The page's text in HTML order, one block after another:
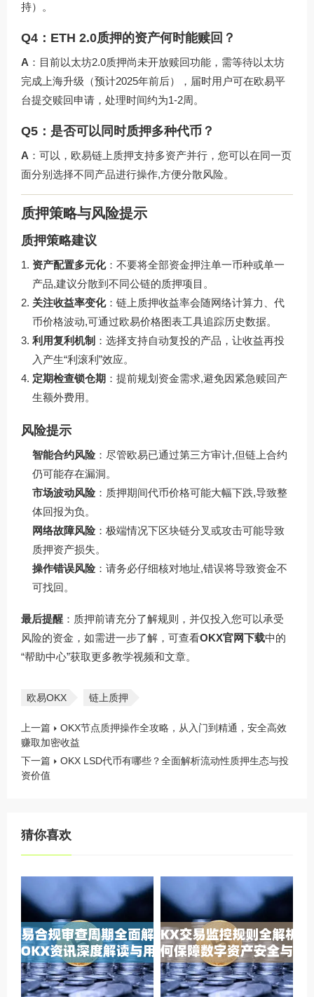
持）。
Q4：ETH 2.0质押的资产何时能赎回？
A ：目前以太坊2.0质押尚未开放赎回功能，需等待以太坊
完成上海升级（预计2025年前后），届时用户可在欧易平
台提交赎回申请，处理时间约为1-2周。
Q5：是否可以同时质押多种代币？
A ：可以，欧易链上质押支持多资产并行，您可以在同一页
面分别选择不同产品进行操作,方便分散风险。
质押策略与风险提示
质押策略建议
资产配置多元化：不要将全部资金押注单一币种或单一
产品,建议分散到不同公链的质押项目。
关注收益率变化：链上质押收益率会随网络计算力、代
币价格波动,可通过欧易价格图表工具追踪历史数据。
利用复利机制 ：选择支持自动复投的产品，让收益再投
入产生“利滚利”效应。
定期检查锁仓期 ：提前规划资金需求,避免因紧急赎回产
生额外费用。
风险提示
智能合约风险：尽管欧易已通过第三方审计,但链上合约
仍可能存在漏洞。
市场波动风险：质押期间代币价格可能大幅下跌,导致整
体回报为负。
网络故障风险：极端情况下区块链分叉或攻击可能导致
质押资产损失。
操作错误风险：请务必仔细核对地址,错误将导致资金不
可找回。
最后提醒 ：质押前请充分了解规则，并仅投入您可以承受
风险的资金，如需进一步了解，可查看OKX官网下载中的
“帮助中心”获取更多教学视频和文章。
欧易OKX 链上质押
上一篇
OKX节点质押操作全攻略，从入门到精通，安全高效
赚取加密收益
下一篇
OKX LSD代币有哪些？全面解析流动性质押生态与投
资价值
猜你喜欢